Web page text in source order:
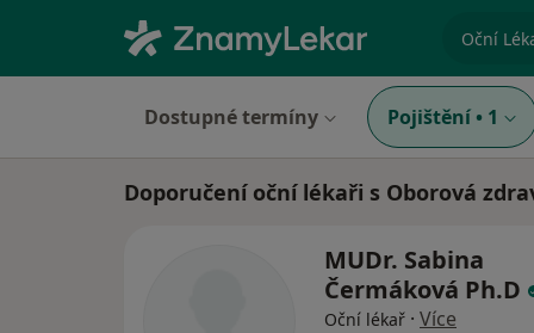
Dostupné termíny Pojištění • 1
Doporučení oční lékaři s Oborová
MUDr. Sabina
Čermáková Ph.D
Oční lékař · Více